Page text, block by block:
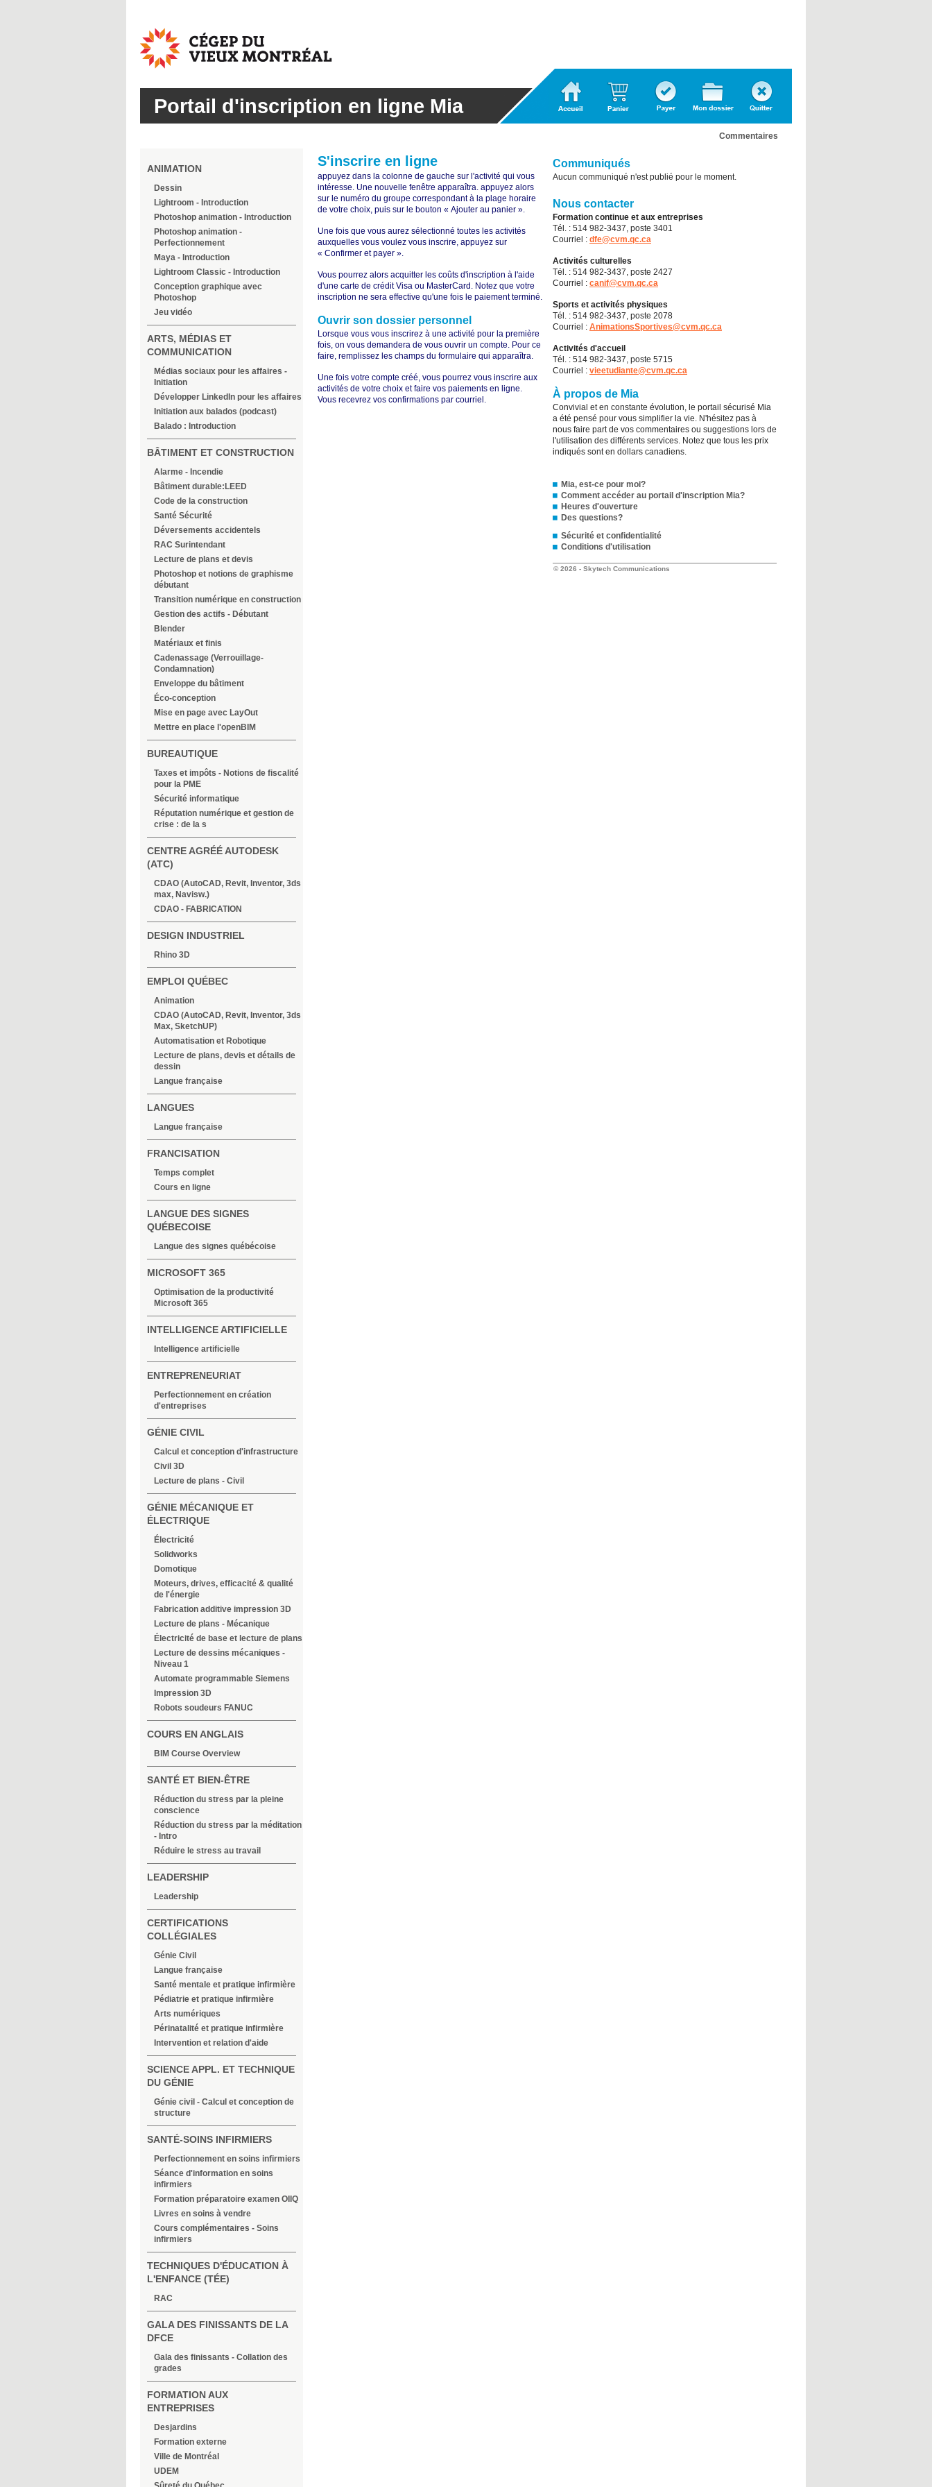
Cégep
du
Vieux
Montréal
Portail d'inscription en ligne Mia
Accueil Panier
Confirmer
l'inscription
Dossier
personnel
Quitter
Commentaires
ANIMATION
Dessin
Lightroom - Introduction
Photoshop animation - Introduction
Photoshop animation -
Perfectionnement
Maya - Introduction
Lightroom Classic - Introduction
Conception graphique avec
Photoshop
Jeu vidéo
ARTS, MÉDIAS ET
COMMUNICATION
Médias sociaux pour les affaires -
Initiation
Développer LinkedIn pour les affaires
Initiation aux balados (podcast)
Balado : Introduction
BÂTIMENT ET CONSTRUCTION
Alarme - Incendie
Bâtiment durable:LEED
Code de la construction
Santé Sécurité
Déversements accidentels
RAC Surintendant
Lecture de plans et devis
Photoshop et notions de graphisme
débutant
Transition numérique en construction
Gestion des actifs - Débutant
Blender
Matériaux et finis
Cadenassage (Verrouillage-
Condamnation)
Enveloppe du bâtiment
Éco-conception
Mise en page avec LayOut
Mettre en place l'openBIM
BUREAUTIQUE
Taxes et impôts - Notions de fiscalité
pour la PME
Sécurité informatique
Réputation numérique et gestion de
crise : de la s
CENTRE AGRÉÉ AUTODESK
(ATC)
CDAO (AutoCAD, Revit, Inventor, 3ds
max, Navisw.)
CDAO - FABRICATION
DESIGN INDUSTRIEL
Rhino 3D
EMPLOI QUÉBEC
Animation
CDAO (AutoCAD, Revit, Inventor, 3ds
Max, SketchUP)
Automatisation et Robotique
Lecture de plans, devis et détails de
dessin
Langue française
LANGUES
Langue française
FRANCISATION
Temps complet
Cours en ligne
LANGUE DES SIGNES
QUÉBECOISE
Langue des signes québécoise
MICROSOFT 365
Optimisation de la productivité
Microsoft 365
INTELLIGENCE ARTIFICIELLE
Intelligence artificielle
ENTREPRENEURIAT
Perfectionnement en création
d'entreprises
GÉNIE CIVIL
Calcul et conception d'infrastructure
Civil 3D
Lecture de plans - Civil
GÉNIE MÉCANIQUE ET
ÉLECTRIQUE
Électricité
Solidworks
Domotique
Moteurs, drives, efficacité & qualité
de l'énergie
Fabrication additive impression 3D
Lecture de plans - Mécanique
Électricité de base et lecture de plans
Lecture de dessins mécaniques -
Niveau 1
Automate programmable Siemens
Impression 3D
Robots soudeurs FANUC
COURS EN ANGLAIS
BIM Course Overview
SANTÉ ET BIEN-ÊTRE
Réduction du stress par la pleine
conscience
Réduction du stress par la méditation
- Intro
Réduire le stress au travail
LEADERSHIP
Leadership
CERTIFICATIONS
COLLÉGIALES
Génie Civil
Langue française
Santé mentale et pratique infirmière
Pédiatrie et pratique infirmière
Arts numériques
Périnatalité et pratique infirmière
Intervention et relation d'aide
SCIENCE APPL. ET TECHNIQUE
DU GÉNIE
Génie civil - Calcul et conception de
structure
SANTÉ-SOINS INFIRMIERS
Perfectionnement en soins infirmiers
Séance d'information en soins
infirmiers
Formation préparatoire examen OIIQ
Livres en soins à vendre
Cours complémentaires - Soins
infirmiers
TECHNIQUES D'ÉDUCATION À
L'ENFANCE (TÉE)
RAC
GALA DES FINISSANTS DE LA
DFCE
Gala des finissants - Collation des
grades
FORMATION AUX
ENTREPRISES
Desjardins
Formation externe
Ville de Montréal
UDEM
S'inscrire en ligne
appuyez dans la colonne de gauche sur l'activité qui vous
intéresse. Une nouvelle fenêtre apparaîtra. appuyez alors
sur le numéro du groupe correspondant à la plage horaire
de votre choix, puis sur le bouton « Ajouter au panier ».
Une fois que vous aurez sélectionné toutes les activités
auxquelles vous voulez vous inscrire, appuyez sur
« Confirmer et payer ».
Vous pourrez alors acquitter les coûts d'inscription à l'aide
d'une carte de crédit Visa ou MasterCard. Notez que votre
inscription ne sera effective qu'une fois le paiement terminé.
Ouvrir son dossier personnel
Lorsque vous vous inscrirez à une activité pour la première
fois, on vous demandera de vous ouvrir un compte. Pour ce
faire, remplissez les champs du formulaire qui apparaîtra.
Une fois votre compte créé, vous pourrez vous inscrire aux
activités de votre choix et faire vos paiements en ligne.
Vous recevrez vos confirmations par courriel.
Communiqués
Aucun communiqué n'est publié pour le moment.
Nous contacter
Formation continue et aux entreprises
Tél. : 514 982-3437, poste 3401
Courriel : dfe@cvm.qc.ca
Activités culturelles
Tél. : 514 982-3437, poste 2427
Courriel : canif@cvm.qc.ca
Sports et activités physiques
Tél. : 514 982-3437, poste 2078
Courriel : AnimationsSportives@cvm.qc.ca
Activités d'accueil
Tél. : 514 982-3437, poste 5715
Courriel : vieetudiante@cvm.qc.ca
À propos de Mia
Convivial et en constante évolution, le portail sécurisé Mia
a été pensé pour vous simplifier la vie. N'hésitez pas à
nous faire part de vos commentaires ou suggestions lors de
l'utilisation des différents services. Notez que tous les prix
indiqués sont en dollars canadiens.
Mia, est-ce pour moi?
Comment accéder au portail d'inscription Mia?
Heures d'ouverture
Des questions?
Sécurité et confidentialité
Conditions d'utilisation
© 2026 - Skytech Communications